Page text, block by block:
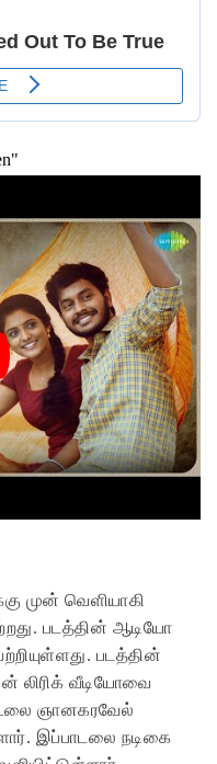
முன் வெளியாகி
படத்தின் ஆடியோ
படத்தின்
லிரிக் வீடியோவை
ஞானகரவேல்
இப்பாடலை நடிகை